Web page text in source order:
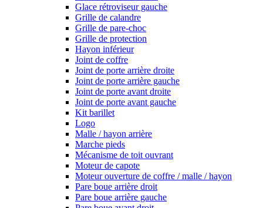
Glace rétroviseur gauche
Grille de calandre
Grille de pare-choc
Grille de protection
Hayon inférieur
Joint de coffre
Joint de porte arrière droite
Joint de porte arrière gauche
Joint de porte avant droite
Joint de porte avant gauche
Kit barillet
Logo
Malle / hayon arrière
Marche pieds
Mécanisme de toit ouvrant
Moteur de capote
Moteur ouverture de coffre / malle / hayon
Pare boue arrière droit
Pare boue arrière gauche